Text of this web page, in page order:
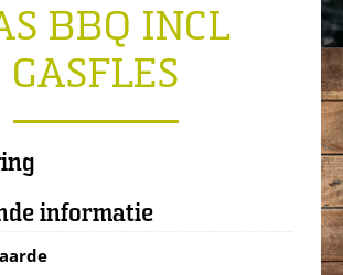
BBQ INCL
GASFLES
informatie